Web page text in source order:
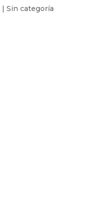
| Sin categoría